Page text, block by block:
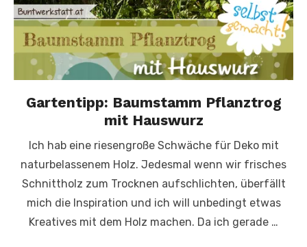
Gartentipp: Baumstamm Pflanztrog
mit Hauswurz
Ich hab eine riesengroße Schwäche für Deko mit
naturbelassenem Holz. Jedesmal wenn wir frisches
Schnittholz zum Trocknen aufschlichten, überfällt
mich die Inspiration und ich will unbedingt etwas
Kreatives mit dem Holz machen. Da ich gerade …